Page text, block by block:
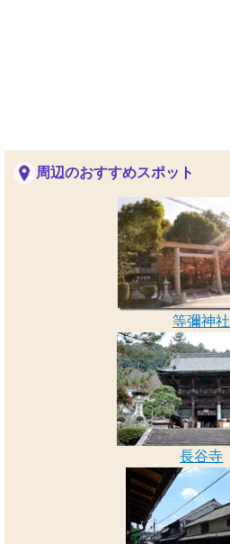
周辺のおすすめスポット
等彌神社
長谷寺